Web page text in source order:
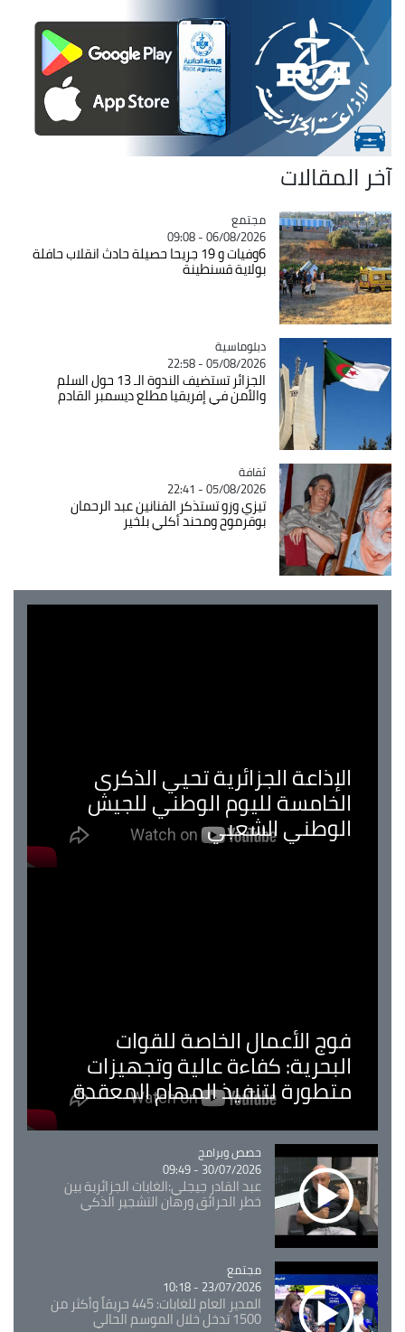
آخر المقالات
Catégorie
مجتمع
06/08/2026 - 09:08
6وفيات و 19 جريحا حصيلة حادث انقلاب حافلة
بولاية قسنطينة
Catégorie
دبلوماسية
05/08/2026 - 22:58
الجزائر تستضيف الندوة الـ 13 حول السلم
والأمن في إفريقيا مطلع ديسمبر القادم
Catégorie
ثقافة
05/08/2026 - 22:41
تيزي وزو تستذكر الفنانين عبد الرحمان
بوقرموح ومحند أكلي بلخير
الإذاعة الجزائرية تحيي الذكرى
الخامسة لليوم الوطني للجيش
الوطني الشعبي
فوج الأعمال الخاصة للقوات
البحرية: كفاءة عالية وتجهيزات
متطورة لتنفيذ المهام المعقدة
Catégorie
حصص وبرامج
30/07/2026 - 09:49
عبد القادر جيجلي:الغابات الجزائرية بين
خطر الحرائق ورهان التشجير الذكي
Catégorie
مجتمع
23/07/2026 - 10:18
المدير العام للغابات: 445 حريقاً وأكثر من
1500 تدخل خلال الموسم الحالي